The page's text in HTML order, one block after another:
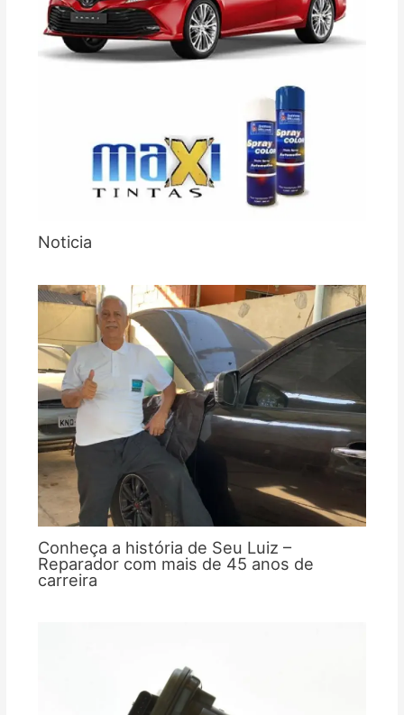
Noticia
Conheça a história de Seu Luiz –
Reparador com mais de 45 anos de
carreira